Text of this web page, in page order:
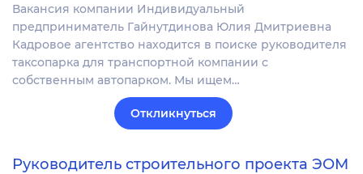
Вакансия компании Индивидуальный
предприниматель Гайнутдинова Юлия Дмитриевна
Кадровое агентство находится в поиске руководителя
таксопарка для транспортной компании с
собственным автопарком. Мы ищем…
Откликнуться
Руководитель строительного проекта ЭОМ